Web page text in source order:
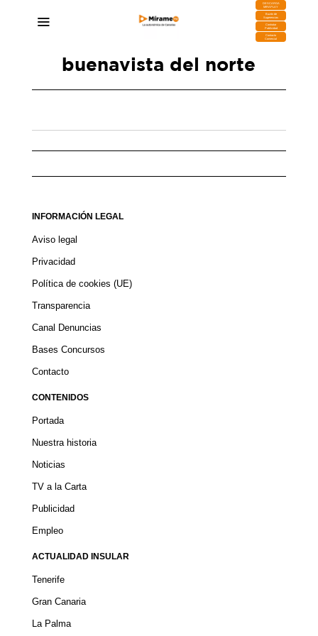
DESCARGA
MIRAPLAY
Buzón de
Sugerencias
Contratar
Publicidad
Contacto
Comercial
buenavista del norte
que hacemos para las personas, pero también
lo hacemos con ellas, son quienes lo nutren de
INFORMACIÓN LEGAL
Aviso legal
Privacidad
Política de cookies (UE)
Transparencia
Canal Denuncias
Bases Concursos
Contacto
CONTENIDOS
Portada
Nuestra historia
Noticias
TV a la Carta
Publicidad
Empleo
ACTUALIDAD INSULAR
Tenerife
Gran Canaria
La Palma